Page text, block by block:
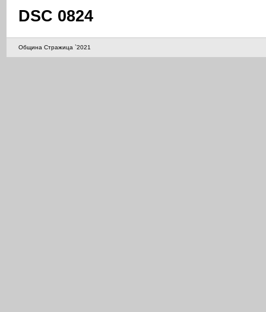
DSC 0824
Община Стражица `2021